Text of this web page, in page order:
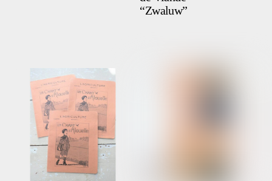
“Zwaluw”